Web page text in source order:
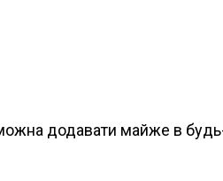
додавати майже в будь-